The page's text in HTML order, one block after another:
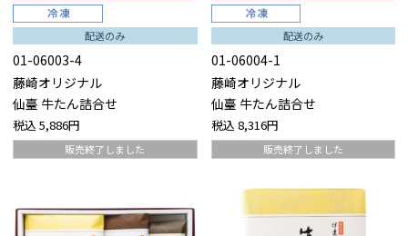
配送のみ
01-06003-4
藤崎オリジナル
仙臺 牛たん詰合せ
税込 5,886円
販売終了しました
配送のみ
01-06004-1
藤崎オリジナル
仙臺 牛たん詰合せ
税込 8,316円
販売終了しました